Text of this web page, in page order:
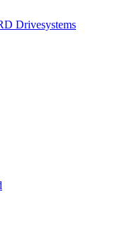
Drivesystems